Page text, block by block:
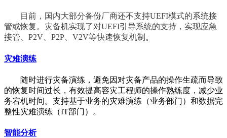
目前，国内大部分备份厂商还不支持UEFI模式的系统接
管或恢复。灾备机实现了对UEFI引导系统的支持，实现应急
接管、P2V、P2P、V2V等快速恢复机制 。
灾难演练
随时进行灾备演练，避免因对灾备产品的操作生疏而导致
的恢复时间过长，有效提高容灾工程师的操作熟练度，减少业
务宕机时间。支持基于业务的灾难演练（业务部门）和数据完
整性灾难演练（IT部门）
。
智能分析